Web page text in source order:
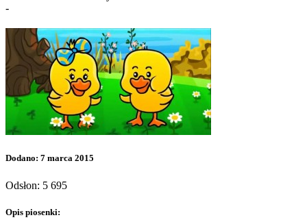
-
Dodano: 7 marca 2015
Odsłon: 5 695
Opis piosenki: